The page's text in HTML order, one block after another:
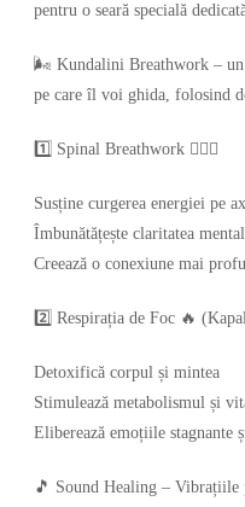
pentru o seară specială
🌬 Kundalini Breathwork – un
pe care îl voi ghida, folosind
1️⃣ Spinal Breathwork 🧘🏻‍♂️
Susține curgerea energiei pe
Îmbunătățește claritatea
Creează o conexiune mai
2️⃣ Respirația de Foc 🔥
Detoxifică corpul și mintea
Stimulează metabolismul și
Eliberează emoțiile stagnante
🎵 Sound Healing –